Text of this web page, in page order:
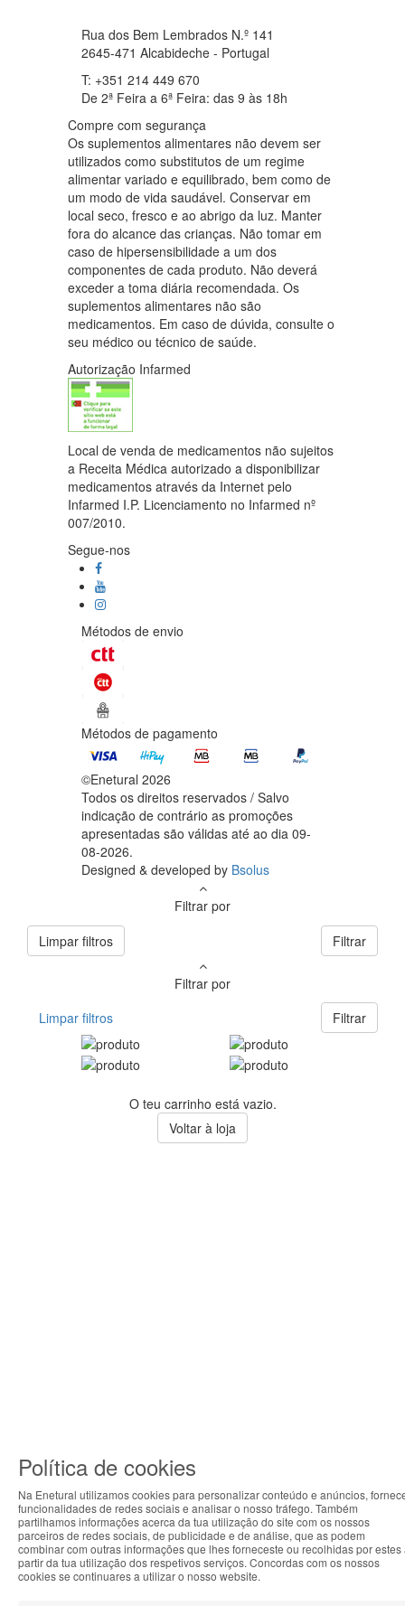
Rua dos Bem Lembrados N.º 141
2645-471 Alcabideche - Portugal
T: +351 214 449 670
De 2ª Feira a 6ª Feira: das 9 às 18h
Compre com segurança
Os suplementos alimentares não devem ser
utilizados como substitutos de um regime
alimentar variado e equilibrado, bem como de
um modo de vida saudável. Conservar em
local seco, fresco e ao abrigo da luz. Manter
fora do alcance das crianças. Não tomar em
caso de hipersensibilidade a um dos
componentes de cada produto. Não deverá
exceder a toma diária recomendada. Os
suplementos alimentares não são
medicamentos. Em caso de dúvida, consulte o
seu médico ou técnico de saúde.
Autorização Infarmed
Local de venda de medicamentos não sujeitos
a Receita Médica autorizado a disponibilizar
medicamentos através da Internet pelo
Infarmed I.P. Licenciamento no Infarmed nº
007/2010.
Segue-nos
Métodos de envio
Métodos de pagamento
©Enetural 2026
Todos os direitos reservados / Salvo
indicação de contrário as promoções
apresentadas são válidas até ao dia 09-
08-2026.
Designed & developed by Bsolus
Filtrar por
Limpar filtros
Filtrar
Filtrar por
Limpar filtros
Filtrar
ABOUT THE COOKIES
Enetural handles information about your visit using
cookies that improve the performance of the website,
facilitate sharing via social networks and offer
O teu carrinho está vazio.
Voltar à loja
Política de cookies
Na Enetural utilizamos cookies para personalizar conteúdo e anúncios,
funcionalidades de redes sociais e analisar o nosso tráfego. Também
partilhamos informações acerca da tua utilização do site com os nossos
parceiros de redes sociais, de publicidade e de análise, que as podem
combinar com outras informações que lhes forneceste ou recolhidas por estes
partir da tua utilização dos respetivos serviços. Concordas com os nossos
cookies se continuares a utilizar o nosso website.